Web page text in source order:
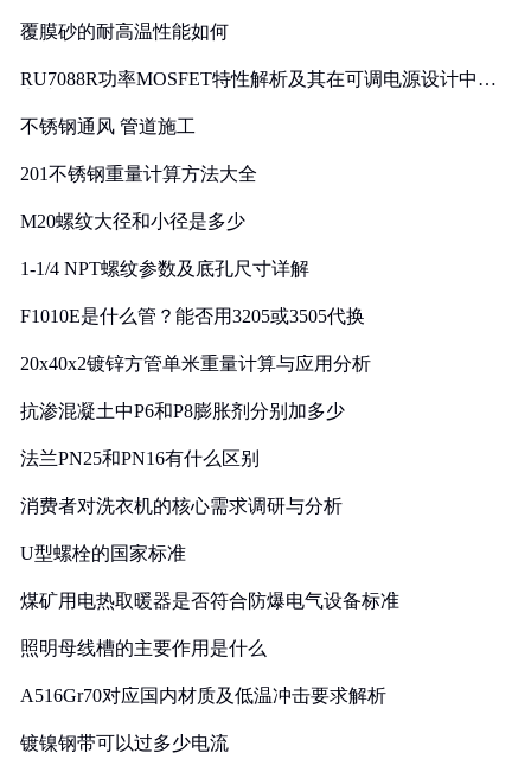
覆膜砂的耐高温性能如何
RU7088R功率MOSFET特性解析及其在可调电源设计中的
不锈钢通风 管道施工
201不锈钢重量计算方法大全
M20螺纹大径和小径是多少
1-1/4 NPT螺纹参数及底孔尺寸详解
F1010E是什么管？能否用3205或3505代换
20x40x2镀锌方管单米重量计算与应用分析
抗渗混凝土中P6和P8膨胀剂分别加多少
法兰PN25和PN16有什么区别
消费者对洗衣机的核心需求调研与分析
U型螺栓的国家标准
煤矿用电热取暖器是否符合防爆电气设备标准
照明母线槽的主要作用是什么
A516Gr70对应国内材质及低温冲击要求解析
镀镍钢带可以过多少电流